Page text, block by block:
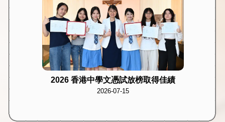
2026 香港中學文憑試放榜取得佳績
2026-07-15